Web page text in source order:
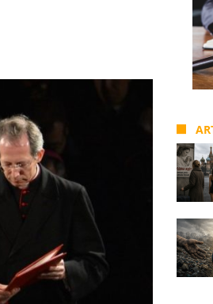
analiză structurală a demografiei,